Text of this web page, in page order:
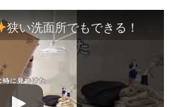
狭い洗面所でもできる！